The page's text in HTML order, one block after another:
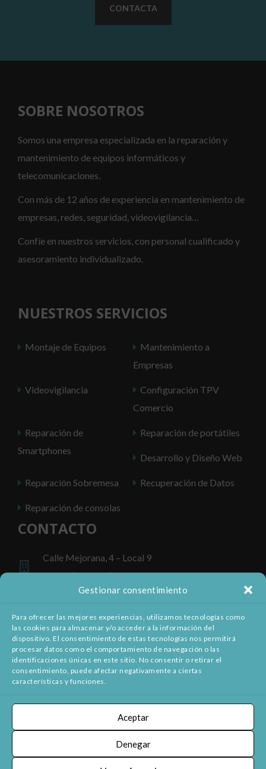
Gestionar consentimiento
Para ofrecer las mejores experiencias, utilizamos tecnologías como
las cookies para almacenar y/o acceder a la información del
dispositivo. El consentimiento de estas tecnologías nos permitirá
procesar datos como el comportamiento de navegación o las
identificaciones únicas en este sitio. No consentir o retirar el
consentimiento, puede afectar negativamente a ciertas
características y funciones.
Aceptar
Denegar
CONTACTA
SOBRE NOSOTROS
Somos una empresa especializada en la reparación y
mantenimiento de equipos informáticos y
telecomunicaciones.
Con más de 12 años de experiencia en mantenimiento de
empresas, redes, seguridad, videovigilancia…
Confíe en nuestros servicios, con personal cualificado y
asesoramiento individualizado.
NUESTROS SERVICIOS
Montaje de Equipos
Mantenimiento a
Empresas
Videovigilancia
Configuración TPV
Comercio
Reparación de
Smartphones
Reparación de portátiles
Desarrollo y Diseño Web
Reparación Sobremesa Recuperación de Datos
Reparación de consolas
CONTACTO
Calle Mejorana, 4 – Local 9
Atarfe (Granada)
Whatsapp: (+34) 611674132
info@escapedg.es
www.escapedg.es